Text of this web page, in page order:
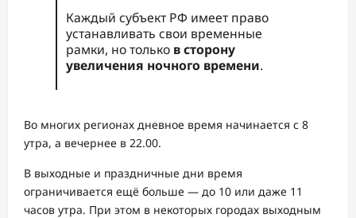
Каждый субъект РФ имеет право
устанавливать свои временные
рамки, но только в сторону
увеличения ночного времени.
Во многих регионах дневное время начинается с 8
утра, а вечернее в 22.00.
В выходные и праздничные дни время
ограничивается ещё больше — до 10 или даже 11
часов утра. При этом в некоторых городах выходным